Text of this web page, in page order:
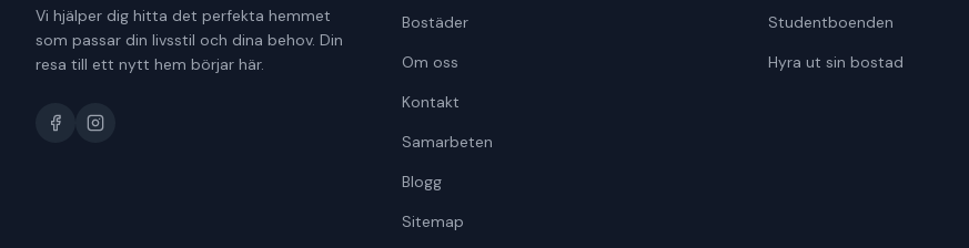
Vi hjälper dig hitta det perfekta hemmet
som passar din livsstil och dina behov. Din
resa till ett nytt hem börjar här.
Bostäder
Om oss
Kontakt
Samarbeten
Blogg
Sitemap
Studentboenden
Hyra ut sin bostad